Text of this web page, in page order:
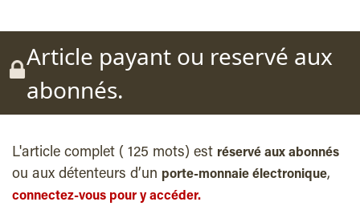
Article payant ou reservé aux
abonnés.
L'article complet ( 125 mots) est réservé aux abonnés
ou aux détenteurs d’un porte-monnaie électronique,
connectez-vous pour y accéder.